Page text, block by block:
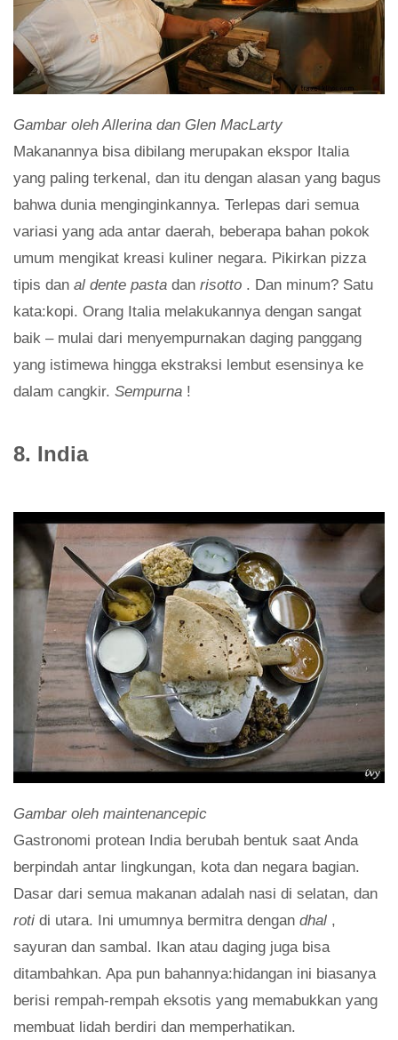
Gambar oleh Allerina dan Glen MacLarty
Makanannya bisa dibilang merupakan ekspor Italia
yang paling terkenal, dan itu dengan alasan yang bagus
bahwa dunia menginginkannya. Terlepas dari semua
variasi yang ada antar daerah, beberapa bahan pokok
umum mengikat kreasi kuliner negara. Pikirkan pizza
tipis dan al dente pasta dan risotto . Dan minum? Satu
kata:kopi. Orang Italia melakukannya dengan sangat
baik – mulai dari menyempurnakan daging panggang
yang istimewa hingga ekstraksi lembut esensinya ke
dalam cangkir. Sempurna !
8. India
Gambar oleh maintenancepic
Gastronomi protean India berubah bentuk saat Anda
berpindah antar lingkungan, kota dan negara bagian.
Dasar dari semua makanan adalah nasi di selatan, dan
roti di utara. Ini umumnya bermitra dengan dhal ,
sayuran dan sambal. Ikan atau daging juga bisa
ditambahkan. Apa pun bahannya:hidangan ini biasanya
berisi rempah-rempah eksotis yang memabukkan yang
membuat lidah berdiri dan memperhatikan.